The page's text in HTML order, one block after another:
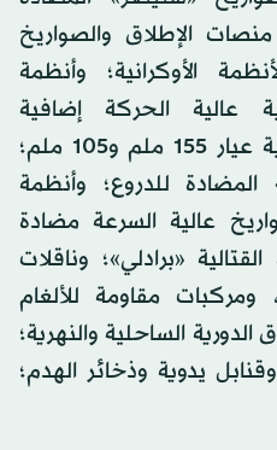
الإطلاق والصواريخ
الأوكرانية؛ وأنظمة
عالية الحركة إضافية
(هيمارس)؛ وقذائف مدفعية عيار 155 ملم و105 ملم؛
للدروع؛ وأنظمة
عالية السرعة مضادة
«برادلي»؛ وناقلات
المدرعة «إم 113»، ومركبات مقاومة للألغام
الساحلية والنهرية؛
يدوية وذخائر الهدم؛